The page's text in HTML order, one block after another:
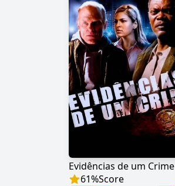
Evidências de um Crime
61%Score